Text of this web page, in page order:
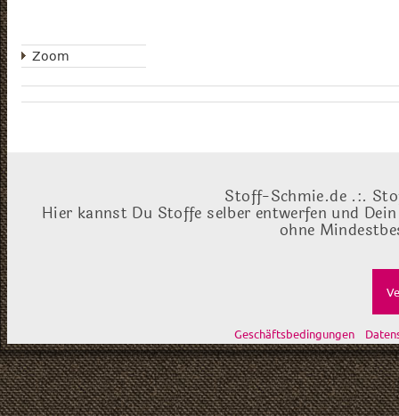
Zoom
Stoff-Schmie.de .:.
Hier kannst Du Stoffe selber entwerfen und
ohne
Geschäftsbedingungen